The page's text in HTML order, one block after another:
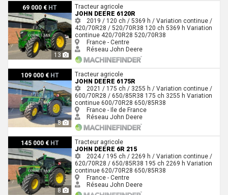
69 000 € HT
13
John Deere 6120R
Tracteur agricole
JOHN DEERE 6120R
2019 / 120 ch / 5369 h / Variation continue /
420/70R28 / 520/70R38 120 ch 5369 h Variation
continue 420/70R28 520/70R38
France - Centre
Réseau John Deere
109 000 € HT
8
John Deere 6175R
Tracteur agricole
JOHN DEERE 6175R
2021 / 175 ch / 3255 h / Variation continue /
600/70R28 / 650/85R38 175 ch 3255 h Variation
continue 600/70R28 650/85R38
France - Ile de France
Réseau John Deere
145 000 € HT
8
John Deere 6R 215
Tracteur agricole
JOHN DEERE 6R 215
2024 / 195 ch / 2269 h / Variation continue /
620/70R28 / 650/85R38 195 ch 2269 h Variation
continue 620/70R28 650/85R38
France - Centre
Réseau John Deere